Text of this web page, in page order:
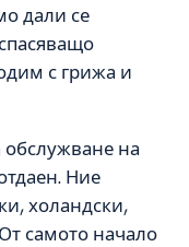
дали се
с грижа и
на
Ние
холандски,
самото начало